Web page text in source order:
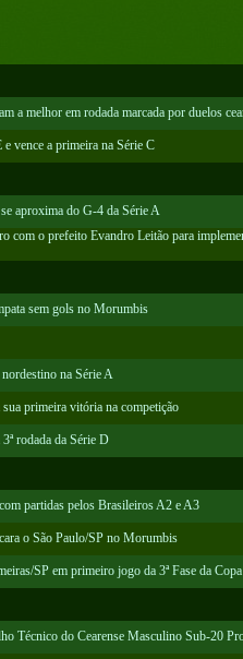
a melhor em rodada marcada por duelos
vence a primeira na Série C
aproxima do G-4 da Série A
com o prefeito Evandro Leitão para
sem gols no Morumbis
na Série A
primeira vitória na competição
rodada da Série D
partidas pelos Brasileiros A2 e A3
o São Paulo/SP no Morumbis
SP em primeiro jogo da 3ª Fase da
Técnico do Cearense Masculino Sub-20